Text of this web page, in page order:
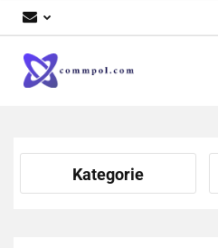
Kategorie